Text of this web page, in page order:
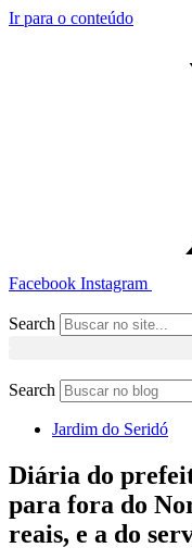
Ir para o conteúdo
Facebook Instagram
Search
Search
Jardim do Seridó
Diária do
para fora do
reais, e a do